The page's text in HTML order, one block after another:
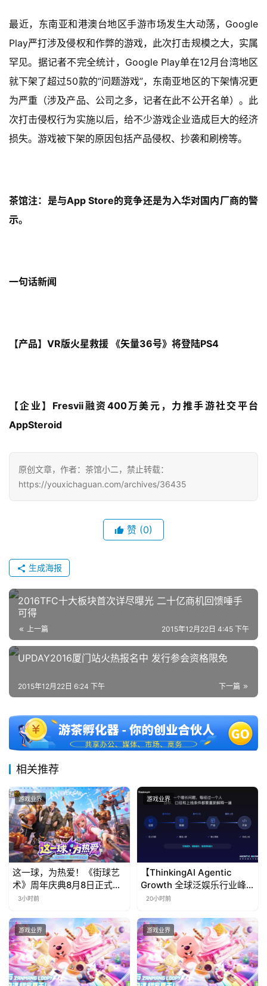
最近，东南亚和港澳台地区手游市场发生大动荡，Google
Play严打涉及侵权和作弊的游戏，此次打击规模之大，实属
罕见。据记者不完全统计，Google Play单在12月台湾地区
就下架了超过50款的“问题游戏”，东南亚地区的下架情况更
为严重（涉及产品、公司之多，记者在此不公开名单）。此
次打击侵权行为实施以后，给不少游戏企业造成巨大的经济
损失。游戏被下架的原因包括产品侵权、抄袭和刷榜等。
茶馆注：是与App Store的竞争还是为入华对国内厂商的警
示。
一句话新闻
【产品】VR版火星救援 《矢量36号》将登陆PS4
【企业】Fresvii融资400万美元，力推手游社交平台
AppSteroid
原创文章，作者：茶馆小二，禁止转载：
https://youxichaguan.com/archives/36435
赞 (0)
生成海报
2016TFC十大板块首次详尽曝光 二十亿商机回馈唾手
可得
上一篇 2015年12月22日 4:45 下午
UPDAY2016厦门站火热报名中 发行参会资格限免
下一篇
2015年12月22日 6:24 下午
相关推荐
游戏业界
这一球，为热爱！《街球艺
术》周年庆典8月8日正式上
线，多重福利与全新内容同
3小时前
游戏业界
【ThinkingAI Agentic
Growth 全球泛娱乐行业峰
会】Agent 时代，人到底负
20小时前
游戏业界 游戏业界